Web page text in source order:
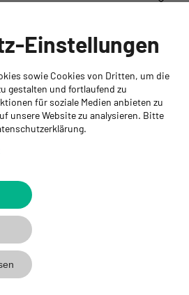
Linkedin
folgen
Einstellungen
sowie Cookies von Dritten, um die
gestalten und fortlaufend zu
für soziale Medien anbieten zu
unsere Website zu analysieren. Bitte